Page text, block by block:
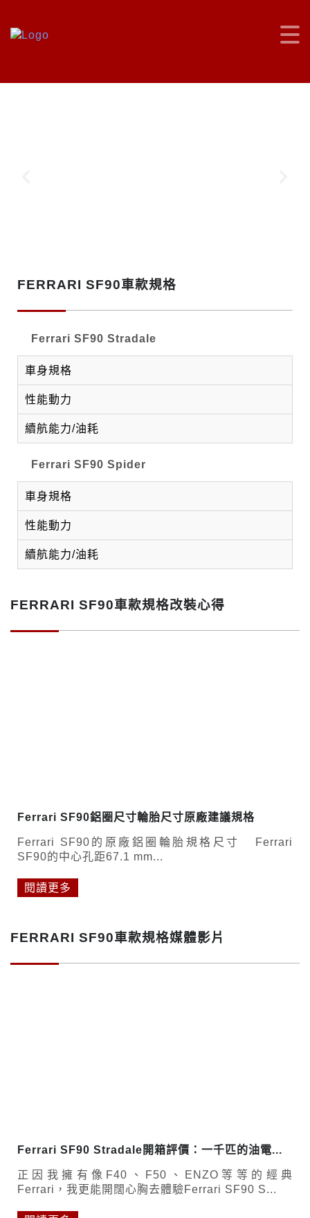
FERRARI SF90車款規格
Ferrari SF90 Stradale
車身規格
性能動力
續航能力/油耗
Ferrari SF90 Spider
車身規格
性能動力
續航能力/油耗
FERRARI SF90車款規格改裝心得
Ferrari SF90鋁圈尺寸輪胎尺寸原廠建議規格
Ferrari SF90的原廠鋁圈輪胎規格尺寸 Ferrari
SF90的中心孔距67.1 mm...
閱讀更多
FERRARI SF90車款規格媒體影片
Ferrari SF90 Stradale開箱評價：一千匹的油電...
正因我擁有像F40、F50、ENZO等等的經典
Ferrari，我更能開闊心胸去體驗Ferrari SF90 S...